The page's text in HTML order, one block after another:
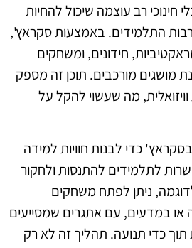
חינוכי רב עוצמה שיכול להחיות
התלמידים. באמצעות סקראץ',
חידונים, ומשחקים
מושגים מורכבים. תוכן זה מספק
מה שעשוי להקל על
כדי לבנות חוויות למידה
לתלמידים להתנסות ולחקור
ניתן לפתח משחקים
במדעים, עם אתגרים שמסייעים
כדי תנועה. תהליך זה לא רק